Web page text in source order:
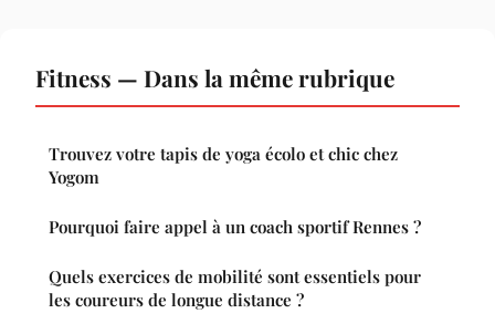
Fitness — Dans la même rubrique
Trouvez votre tapis de yoga écolo et chic chez
Yogom
Pourquoi faire appel à un coach sportif Rennes ?
Quels exercices de mobilité sont essentiels pour
les coureurs de longue distance ?